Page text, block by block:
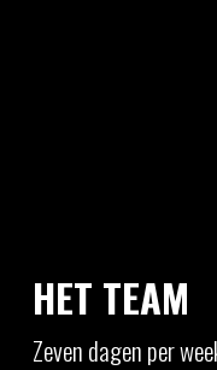
HET TEAM
Zeven dagen per